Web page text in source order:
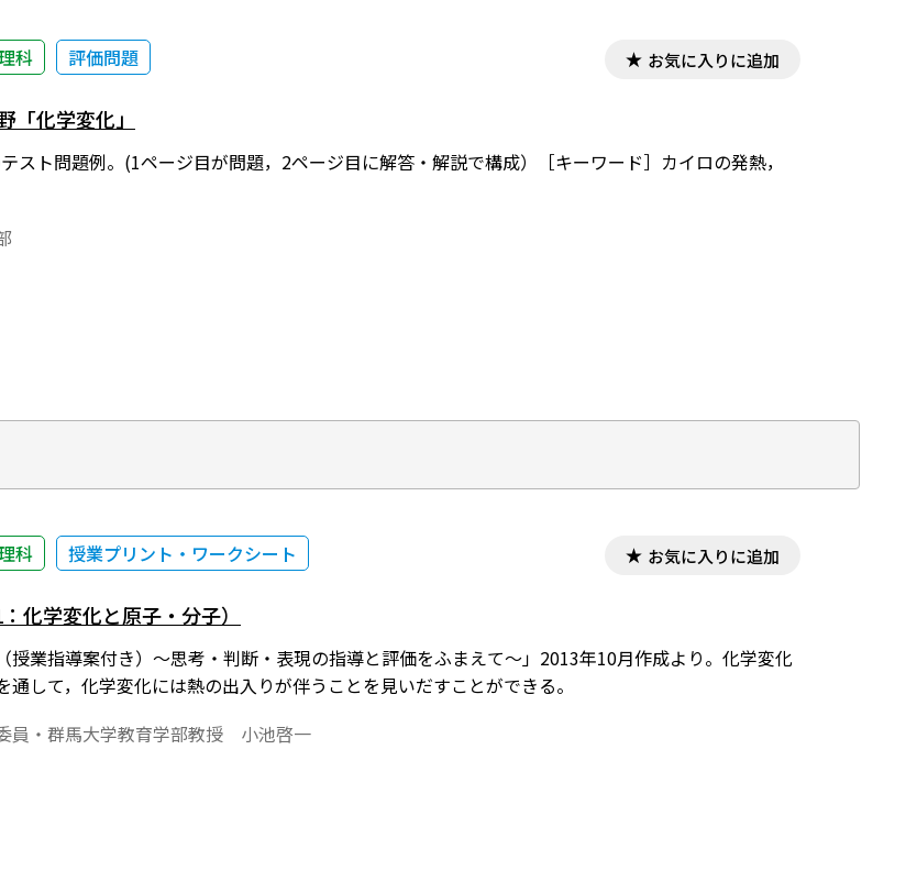
科 評価問題 お気に入りに追加
「化学変化」
スト問題例。(1ページ目が問題，2ページ目に解答・解説で構成）［キーワード］カイロの発熱，
科 授業プリント・ワークシート お気に入りに追加
化学変化と原子・分子）
授業指導案付き）～思考・判断・表現の指導と評価をふまえて～」2013年10月作成より。化学変化
通して，化学変化には熱の出入りが伴うことを見いだすことができる。
員・群馬大学教育学部教授 小池啓一